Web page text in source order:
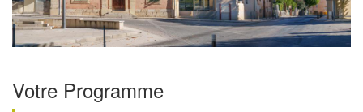
Votre Programme